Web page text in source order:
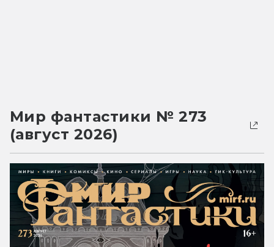
Мир фантастики № 273
(август 2026)